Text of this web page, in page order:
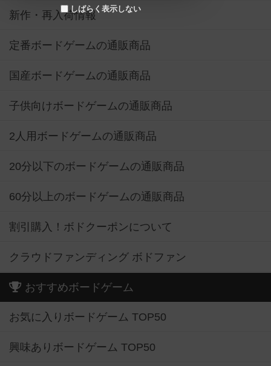
しばらく表示しない
新作・再入荷情報
定番ボードゲームの通販商品
国産ボードゲームの通販商品
子供向けボードゲームの通販商品
2人用ボードゲームの通販商品
20分以下のボードゲームの通販商品
60分以上のボードゲームの通販商品
割引購入！ボドクーポンについて
クラウドファンディング ボドファン
おすすめボードゲーム
お気に入りボードゲーム TOP50
興味ありボードゲーム TOP50